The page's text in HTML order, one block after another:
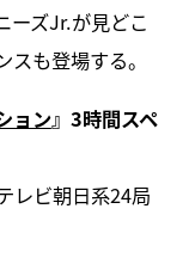
ーズJr.が見どこ
も登場する。
ョン』3時間スペ
レビ朝日系24局